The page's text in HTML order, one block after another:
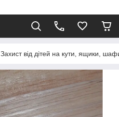
Захист від дітей на кути, ящики,